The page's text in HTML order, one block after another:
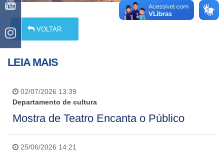
VOLTAR
LEIA MAIS
02/07/2026 13:39
Departamento de cultura
Mostra de Teatro Encanta o Público
25/06/2026 14:21